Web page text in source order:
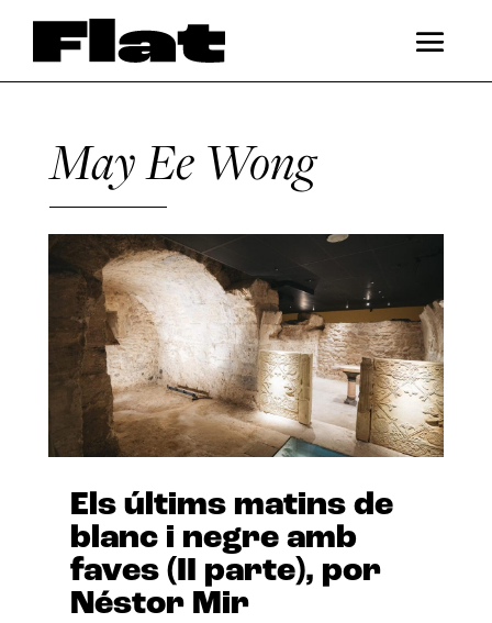
May Ee Wong
Els últims matins de
blanc i negre amb
faves (II parte), por
Néstor Mir